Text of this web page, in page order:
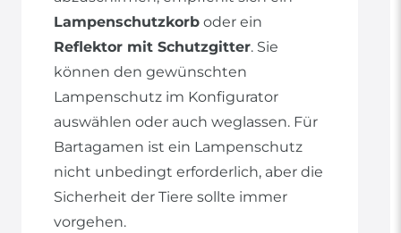
Lampenschutzkorb oder ein
Reflektor mit Schutzgitter. Sie
können den gewünschten
Lampenschutz im Konfigurator
auswählen oder auch weglassen. Für
Bartagamen ist ein Lampenschutz
nicht unbedingt erforderlich, aber die
Sicherheit der Tiere sollte immer
vorgehen.